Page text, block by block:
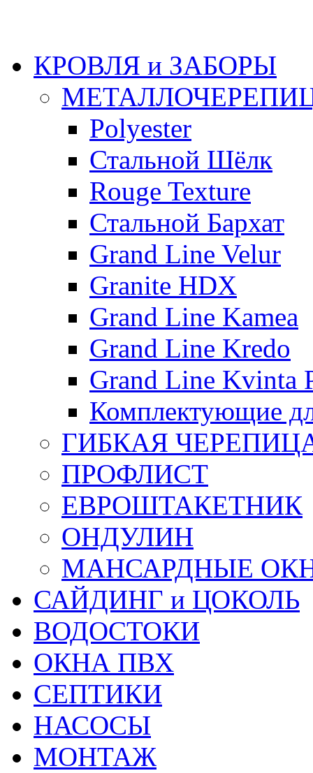
КРОВЛЯ и ЗАБОРЫ
Polyester
Стальной Шёлк
Rouge Texture
Стальной Бархат
Grand Line Velur
Granite HDX
Grand Line Kamea
Grand Line Kredo
Grand Line Kvinta
Комплектующие
ГИБКАЯ
ПРОФЛИСТ
ЕВРОШТАКЕТНИК
ОНДУЛИН
МАНСАРДНЫЕ
САЙДИНГ и ЦОКОЛЬ
ВОДОСТОКИ
ОКНА ПВХ
СЕПТИКИ
НАСОСЫ
МОНТАЖ